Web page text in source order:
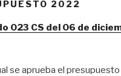
2022
023 CS del 06 de
se aprueba el presupuesto